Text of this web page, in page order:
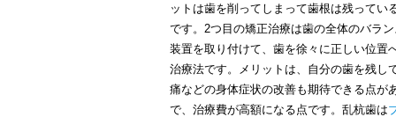
ットは歯を削ってしまって歯根は残って
です。2つ目の矯正治療は歯の全体のバラ
装置を取り付けて、歯を徐々に正しい位置
治療法です。メリットは、自分の歯を残し
痛などの身体症状の改善も期待できる点が
で、治療費が高額になる点です。乱杭歯は